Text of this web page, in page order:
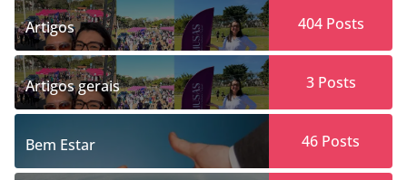
Artigos 404Posts
Artigos gerais 3Posts
Bem Estar 46 Posts